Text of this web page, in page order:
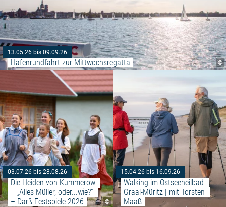
©
13.05.26 bis 09.09.26
Hafenrundfahrt zur Mittwochsregatta
©
03.07.26 bis 28.08.26
Die Heiden von Kummerow
– „Alles Müller, oder...wie?”
– Darß-Festspiele 2026
15.04.26 bis 16.09.26
Walking im Ostseeheilbad
Graal-Müritz | mit Torsten
Maaß